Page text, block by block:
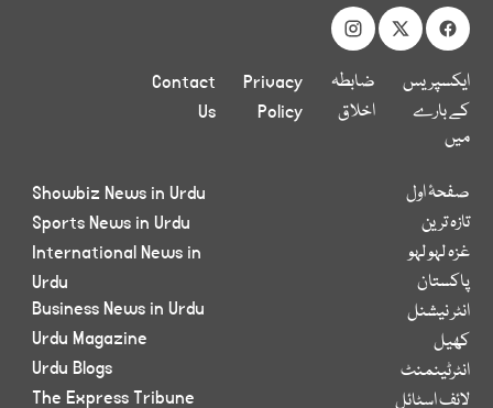
ایکسپریس
کے بارے
میں
ضابطہ
اخلاق
Privacy
Policy
Contact
Us
صفحۂ اول
تازہ ترین
غزہ لہو لہو
پاکستان
انٹر نیشنل
کھیل
انٹرٹینمنٹ
لائف اسٹائل
Showbiz News in Urdu
Sports News in Urdu
International News in
Urdu
Business News in Urdu
Urdu Magazine
Urdu Blogs
The Express Tribune